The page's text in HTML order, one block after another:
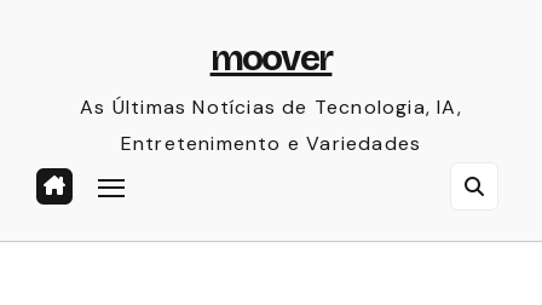
moover
As Últimas Notícias de Tecnologia, IA,
Entretenimento e Variedades